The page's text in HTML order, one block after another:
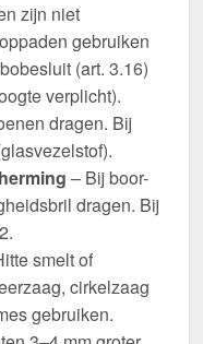
zijn niet
gebruiken
(art. 3.16)
verplicht).
dragen. Bij
– Bij boor-
dragen. Bij
smelt of
cirkelzaag
gebruiken.